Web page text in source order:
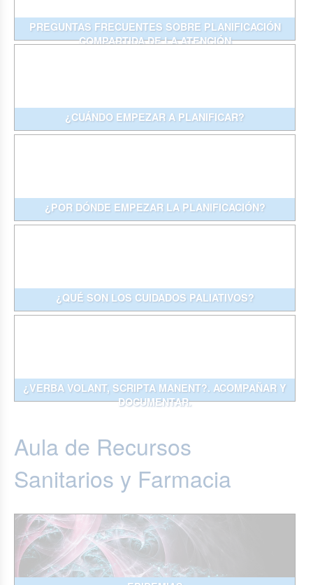
PREGUNTAS FRECUENTES SOBRE PLANIFICACIÓN
COMPARTIDA DE LA ATENCIÓN
¿CUÁNDO EMPEZAR A PLANIFICAR?
¿POR DÓNDE EMPEZAR LA PLANIFICACIÓN?
¿QUÉ SON LOS CUIDADOS PALIATIVOS?
¿VERBA VOLANT, SCRIPTA MANENT?. ACOMPAÑAR Y
DOCUMENTAR.
Aula de Recursos
Sanitarios y Farmacia